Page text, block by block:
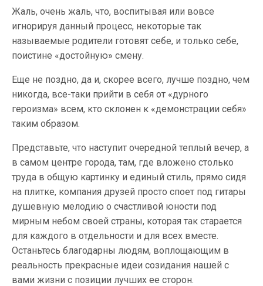
Жаль, очень жаль, что, воспитывая или вовсе
игнорируя данный процесс, некоторые так
называемые родители готовят себе, и только себе,
поистине «достойную» смену.
Еще не поздно, да и, скорее всего, лучше поздно, чем
никогда, все-таки прийти в себя от «дурного
героизма» всем, кто склонен к «демонстрации себя»
таким образом.
Представьте, что наступит очередной теплый вечер, а
в самом центре города, там, где вложено столько
труда в общую картинку и единый стиль, прямо сидя
на плитке, компания друзей просто споет под гитары
душевную мелодию о счастливой юности под
мирным небом своей страны, которая так старается
для каждого в отдельности и для всех вместе.
Останьтесь благодарны людям, воплощающим в
реальность прекрасные идеи созидания нашей с
вами жизни с позиции лучших ее сторон.